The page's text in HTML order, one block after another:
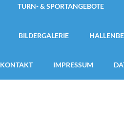
TURN- & SPORTANGEBOTE
BILDERGALERIE
KONTAKT IMPRESSUM